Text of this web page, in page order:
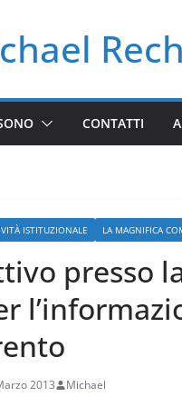
Rech
CONTATTI
ISTITUZIONALE LA MAGNIFICA
presso
2013 Michael